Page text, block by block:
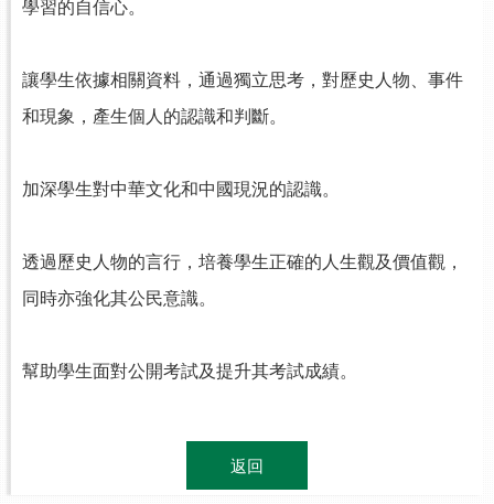
學習的自信心。
讓學生依據相關資料，通過獨立思考，對歷史人物、事件
和現象，產生個人的認識和判斷。
加深學生對中華文化和中國現況的認識。
透過歷史人物的言行，培養學生正確的人生觀及價值觀，
同時亦強化其公民意識。
幫助學生面對公開考試及提升其考試成績。
返回